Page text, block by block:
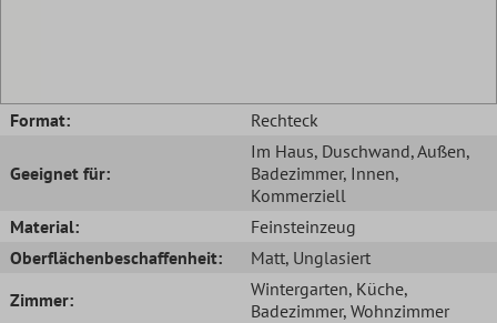
Format: Rechteck
Geeignet für:
Im Haus, Duschwand, Außen,
Badezimmer, Innen,
Kommerziell
Material:
Feinsteinzeug
Oberflächenbeschaffenheit:
Matt, Unglasiert
Zimmer:
Wintergarten, Küche,
Badezimmer, Wohnzimmer